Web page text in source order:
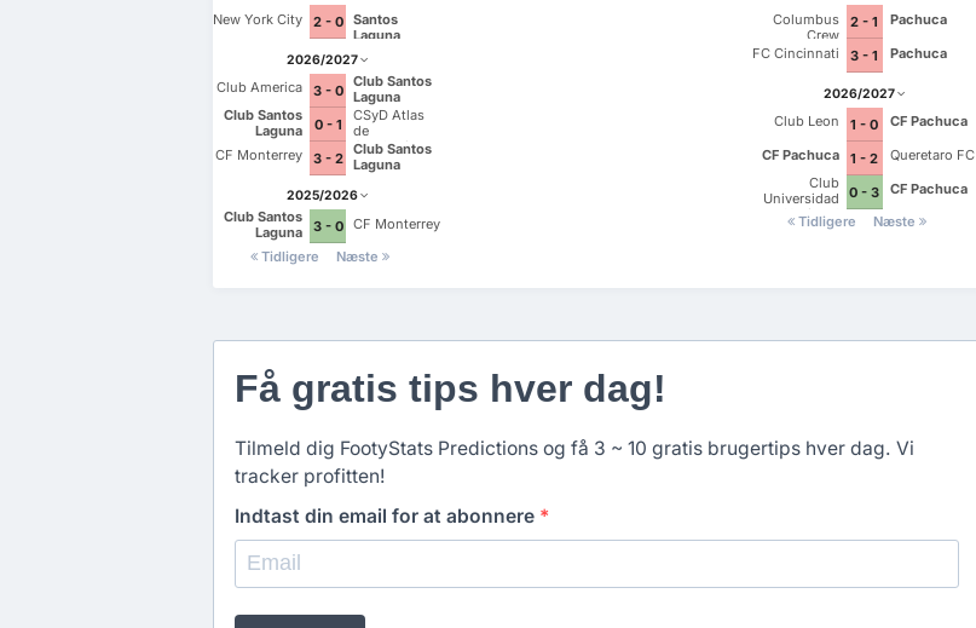
New York City 2 - 0
Santos
Laguna
2026/2027
Club America 3 - 0
Club Santos
Laguna
Club Santos
Laguna
0 - 1
CSyD Atlas
de
Guadalajara
CF Monterrey 3 - 2
Club Santos
Laguna
2025/2026
Club Santos
Laguna
3 - 0
CF Monterrey
Tidligere
Næste
Columbus
Crew
2 - 1
Pachuca
FC Cincinnati
3 - 1 Pachuca
2026/2027
Club Leon 1 - 0
CF Pachuca
CF Pachuca
1 - 2
Queretaro FC
Club
Universidad
Nacional
0 - 3
CF Pachuca
Tidligere
Næste
Få gratis tips hver dag!
Tilmeld dig FootyStats Predictions og få 3 ~ 10 gratis brugertips hver dag. Vi
tracker profitten!
Indtast din email for at abonnere *